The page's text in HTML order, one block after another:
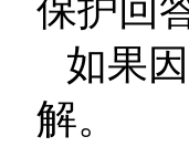
保护回
如果
解。